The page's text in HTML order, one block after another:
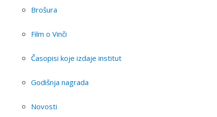
Brošura
Film o Vinči
Časopisi koje izdaje institut
Godišnja nagrada
Novosti